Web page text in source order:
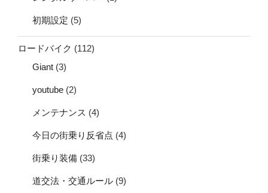
初期設定 (5)
ロードバイク (112)
Giant (3)
youtube (2)
メンテナンス (4)
今日の街乗り反省点 (4)
街乗り装備 (33)
道交法・交通ルール (9)